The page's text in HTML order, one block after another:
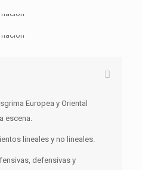
Europea y Oriental
escena.
lineales y no lineales.
defensivas y